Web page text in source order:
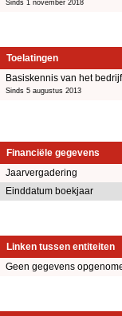
Sinds 1 november 2018
Toelatingen
Basiskennis van het
Sinds 5 augustus 2013
Financiële gegevens
Jaarvergadering
Einddatum boekjaar
Linken tussen entiteiten
Geen gegevens